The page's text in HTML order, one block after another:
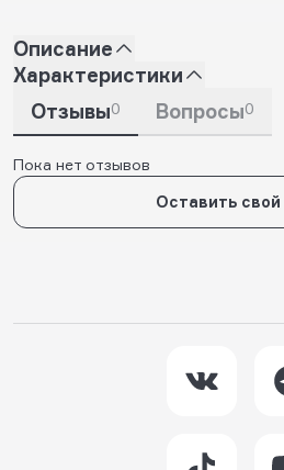
Описание
Характеристики
Отзывы0 Вопросы0
Пока нет отзывов
Оставить